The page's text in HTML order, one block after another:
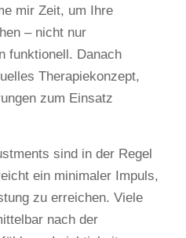
mir Zeit, um Ihre
– nicht nur
funktionell. Danach
Therapiekonzept,
zum Einsatz
sind in der Regel
ein minimaler Impuls,
zu erreichen. Viele
nach der